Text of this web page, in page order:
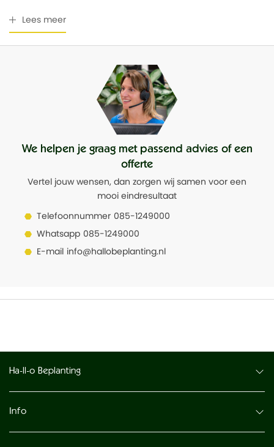
Ingangsdiameter 58,00 cm
Ja
Nee
Lees meer
We helpen je graag met passend advies of een
offerte
Vertel jouw wensen, dan zorgen wij samen voor een
mooi eindresultaat
Telefoonnummer 085-1249000
Whatsapp 085-1249000
E-mail info@hallobeplanting.nl
Ha-ll-o Beplanting
Info